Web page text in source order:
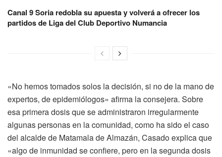
Canal 9 Soria redobla su apuesta y volverá a ofrecer los
partidos de Liga del Club Deportivo Numancia
«No hemos tomados solos la decisión, si no de la mano de
expertos, de epidemiólogos» afirma la consejera. Sobre
esa primera dosis que se administraron irregularmente
algunas personas en la comunidad, como ha sido el caso
del alcalde de Matamala de Almazán, Casado explica que
«algo de inmunidad se confiere, pero en la segunda dosis